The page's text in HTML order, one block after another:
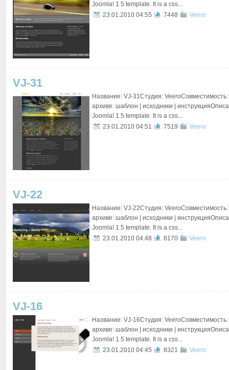
Joomla! 1.5 template. It is a css...
23.01.2010 04:55
7448 Veero
VJ-31
Название: VJ-31Студия:
архиве: шаблон | исходники |
Joomla! 1.5 template. It is a css...
23.01.2010 04:51
7519 Veero
VJ-22
Название: VJ-22Студия:
архиве: шаблон | исходники |
Joomla! 1.5 template. It is a css...
23.01.2010 04:48
8170 Veero
VJ-16
Название: VJ-16Студия:
архиве: шаблон | исходники |
Joomla! 1.5 template. It is a css...
23.01.2010 04:45
8321 Veero